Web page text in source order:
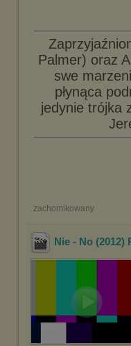
Palmer) oraz
swe
płynąca
jedynie trójka
zachomikowany
Nie - No